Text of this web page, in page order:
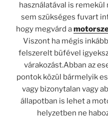
használatával is
sem szükséges fuvart
hogy megvárd a
Viszont ha mégis
felszerelt büfével
várakozást.Abban az
pontok közül bármelyik
vagy bizonytalan vagy
állapotban is lehet a
helyzetben ne